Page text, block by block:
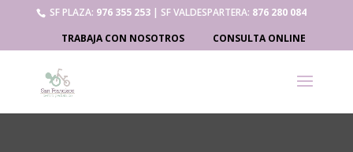
SF PLAZA: 976 355 253| SF VALDESPARTERA: 876 280 084
TRABAJA CON NOSOTROS
CONSULTA ONLINE